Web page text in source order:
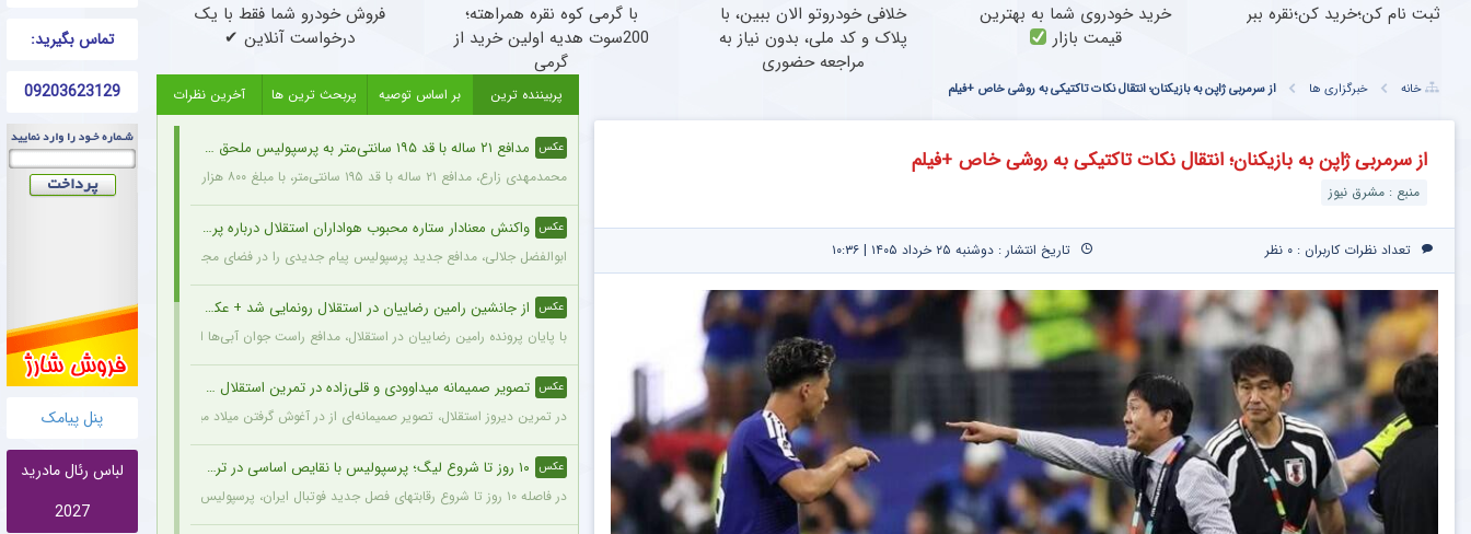
تماس بگیرید:
09203623129
پنل پیامک
لباس رئال مادرید
2027
ثبت نام کن؛خرید کن؛نقره ببر
خرید خودروی شما به بهترین
قیمت بازار
خلافی خودروتو الان ببین، با
پلاک و کد ملی، بدون نیاز به
مراجعه حضوری
با گرمی کوه نقره همراهته؛
200سوت هدیه اولین خرید از
گرمی
فروش خودرو شما فقط با یک
درخواست آنلاین ✔
خانه خبرگزاری ها از سرمربی ژاپن به بازیکنان؛ انتقال نکات تاکتیکی به روشی خاص +فیلم
از سرمربی ژاپن به بازیکنان؛ انتقال نکات تاکتیکی به روشی خاص +فیلم
منبع : مشرق نیوز
تعداد نظرات کاربران : ۰ نظر تاریخ انتشار : دوشنبه ۲۵ خرداد ۱۴۰۵ | ۱۰:۳۶
پربیننده ترین بر اساس توصیه پربحث ترین ها آخرین نظرات
عکس مدافع ۲۱ ساله با قد ۱۹۵ سانتی‌متر به پرسپولیس ملحق شد + عکس
محمدمهدی زارع، مدافع ۲۱ ساله با قد ۱۹۵ سانتی‌متر، با مبلغ ۸۰۰ هزار دلار از اخمت گروژنی به پرسپولیس پیوست.
عکس واکنش معنادار ستاره محبوب هواداران استقلال درباره پرسپولیس + عکس
ابوالفضل جلالی، مدافع جدید پرسپولیس پیام جدیدی را در فضای مجازی به اشتراک گذاشت: تمام قلبم
عکس از جانشین رامین رضاییان در استقلال رونمایی شد + عکس
با پایان پرونده رامین رضاییان در استقلال، مدافع راست جوان آبی‌ها انگیزه بیشتری برای شروع فصل پیدا
عکس تصویر صمیمانه میداوودی و قلی‌زاده در تمرین استقلال + عکس
در تمرین دیروز استقلال، تصویر صمیمانه‌ای از در آغوش گرفتن میلاد میداوودی (مربی مهاجمان) و
عکس ۱۰ روز تا شروع لیگ؛ پرسپولیس با نقایص اساسی در ترکیب + عکس
در فاصله ۱۰ روز تا شروع رقابتهای فصل جدید فوتبال ایران، پرسپولیس پنج جای خالی در فهرست بزرگسالان خود می‌بیند و البته نقایصی که در صورت عدم تکمیل تیم، میتواند آسیب بزرگی را در طول فصل به این تیم بزند. سرخپوشان در این پنجره نقل و انتقالات ۸ خرید را انجام دادند اما باتوجه به ضعف اسکواد فصل گذشته و همچنین کنار گذاشتن شش بازیکن، همچنان چند پست در تیم پرسپولیس خالی است.